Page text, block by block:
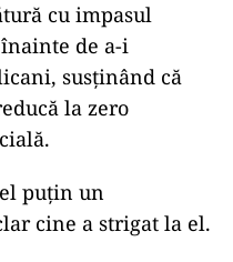
cu impasul
de a-i
susţinând că
la zero
puţin un
cine a strigat la el.